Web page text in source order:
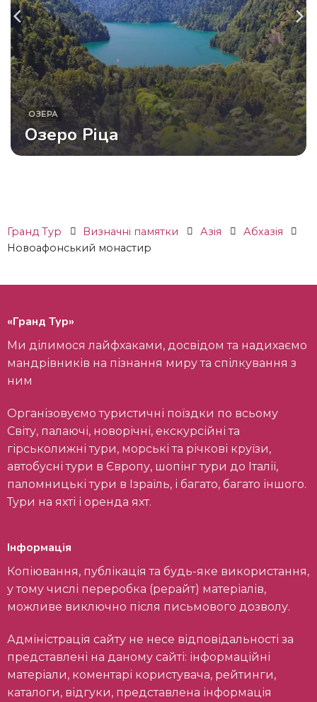
ОЗЕРА
Озеро Ріца
Гранд Тур Визначні памятки Азія
Абхазія
Новоафонський монастир
«Гранд Тур»
Ми ділимося лайфхаками, досвідом та надихаємо
мандрівників на пізнання миру та спілкування з
ним
Організовуємо туристичні поїздки по всьому
Світу, палаючі, новорічні, екскурсійні та
гірськолижні тури, морські та річкові круїзи,
автобусні тури в Європу, шопінг тури до Італії,
паломницькі тури в Ізраїль, і багато, багато іншого.
Тури на яхті і оренда яхт.
Інформація
Копіювання, публікація та будь-яке використання,
у тому числі переробка (рерайт) матеріалів,
можливе виключно після письмового дозволу.
Адміністрація сайту не несе відповідальності за
представлені на даному сайті: інформаційні
матеріали, коментарі користувача, рейтинги,
каталоги, відгуки, представлена інформація